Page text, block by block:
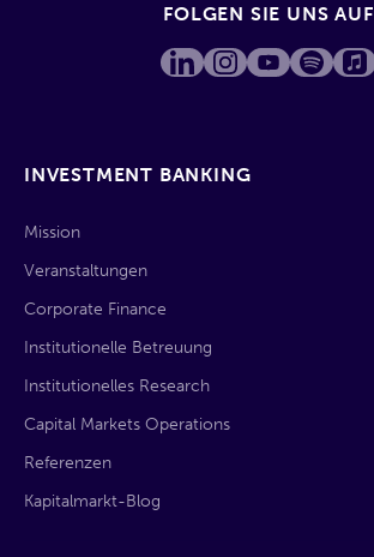
INVESTMENT BANKING
Mission
Veranstaltungen
Corporate Finance
Institutionelle Betreuung
Institutionelles Research
Capital Markets Operations
Referenzen
Kapitalmarkt-Blog
FOLGEN SIE UNS AUF